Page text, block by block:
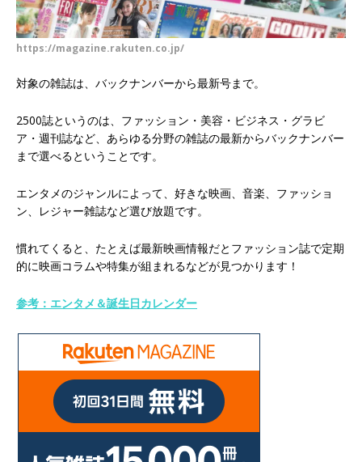
https://magazine.rakuten.co.jp/
対象の雑誌は、バックナンバーから最新号まで。
2500誌というのは、ファッション・美容・ビジネス・グラビ
ア・週刊誌など、あらゆる分野の雑誌の最新からバックナンバー
まで選べるということです。
エンタメのジャンルによって、好きな映画、音楽、ファッショ
ン、レジャー雑誌など選び放題です。
慣れてくると、たとえば最新映画情報だとファッション誌で定期
的に映画コラムや特集が組まれるなどが見つかります！
参考：エンタメ＆誕生日カレンダー